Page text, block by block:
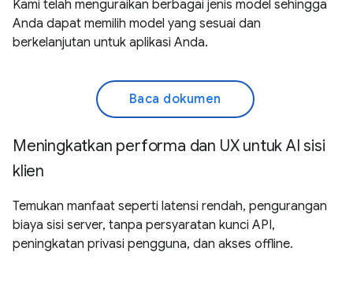
Kami telah menguraikan berbagai jenis model sehingga
Anda dapat memilih model yang sesuai dan
berkelanjutan untuk aplikasi Anda.
Baca dokumen
Meningkatkan performa dan UX untuk AI sisi
klien
Temukan manfaat seperti latensi rendah, pengurangan
biaya sisi server, tanpa persyaratan kunci API,
peningkatan privasi pengguna, dan akses offline.